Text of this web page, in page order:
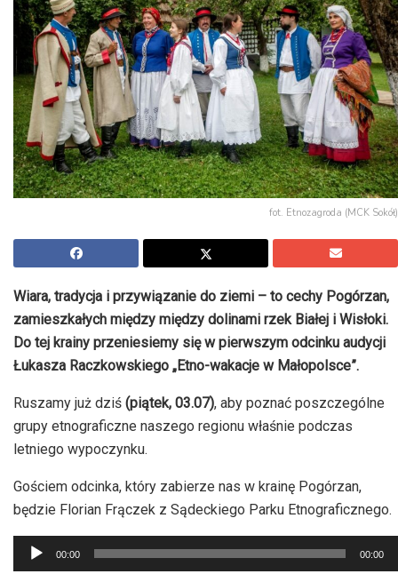
fot. Etnozagroda (MCK Sokół)
Wiara, tradycja i przywiązanie do ziemi – to cechy Pogórzan,
zamieszkałych między między dolinami rzek Białej i Wisłoki.
Do tej krainy przeniesiemy się w pierwszym odcinku audycji
Łukasza Raczkowskiego „Etno-wakacje w Małopolsce”.
Ruszamy już dziś (piątek, 03.07), aby poznać poszczególne
grupy etnograficzne naszego regionu właśnie podczas
letniego wypoczynku.
Gościem odcinka, który zabierze nas w krainę Pogórzan,
będzie Florian Frączek z Sądeckiego Parku Etnograficznego.
Odtwarzacz
plików
00:00 00:00